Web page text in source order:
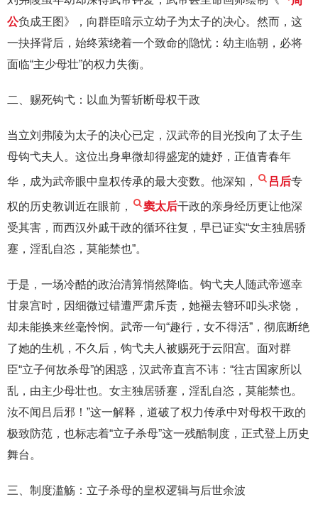
公负成王图》，向群臣暗示立幼子为太子的决心。然而，这
一抉择背后，始终萦绕着一个致命的隐忧：幼主临朝，必将
面临“主少母壮”的权力失衡。
二、赐死钩弋：以血为誓斩断母权干政
当立刘弗陵为太子的决心已定，汉武帝的目光投向了太子生
母钩弋夫人。这位出身卑微却得盛宠的婕妤，正值青春年
华，成为武帝眼中皇权传承的最大变数。他深知， 吕后专
权的历史教训近在眼前， 窦太后干政的亲身经历更让他深
受其害，而西汉外戚干政的循环往复，早已证实“女主独居骄
蹇，淫乱自恣，莫能禁也”。
于是，一场冷酷的政治清算悄然降临。钩弋夫人随武帝巡幸
甘泉宫时，因细微过错遭严肃斥责，她褪去簪环叩头求饶，
却未能换来丝毫怜悯。武帝一句“趣行，女不得活”，彻底断绝
了她的生机，不久后，钩弋夫人被赐死于云阳宫。面对群
臣“立子何故杀母”的困惑，汉武帝直言不讳：“往古国家所以
乱，由主少母壮也。女主独居骄蹇，淫乱自恣，莫能禁也。
汝不闻吕后邪！”这一解释，道破了权力传承中对母权干政的
极致防范，也标志着“立子杀母”这一残酷制度，正式登上历史
舞台。
三、制度滥觞：立子杀母的皇权逻辑与后世余波